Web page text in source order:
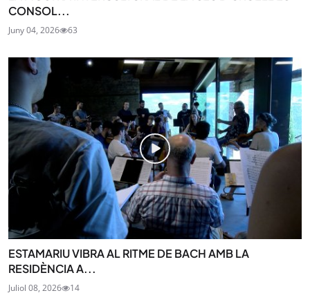
CONSOL...
Juny 04, 2026 63
ESTAMARIU VIBRA AL RITME DE BACH AMB LA
RESIDÈNCIA A...
Juliol 08, 2026 14